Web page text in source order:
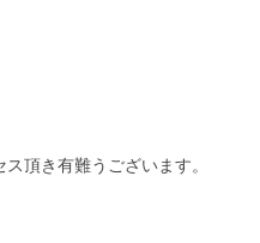
頂き有難うございます。